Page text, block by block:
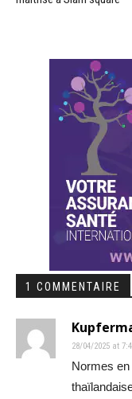
1 COMMENTAIRE
28/04/2025 at
Normes